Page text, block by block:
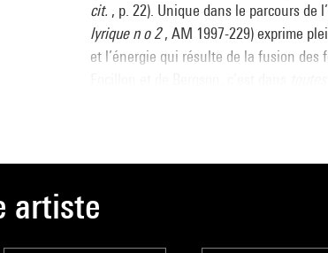
cit. , p. 22). Unique dans le parcours de
lyrique n o 2, AM 1997-229) exprime
et l’énergie qui résulte de la fusion
artiste